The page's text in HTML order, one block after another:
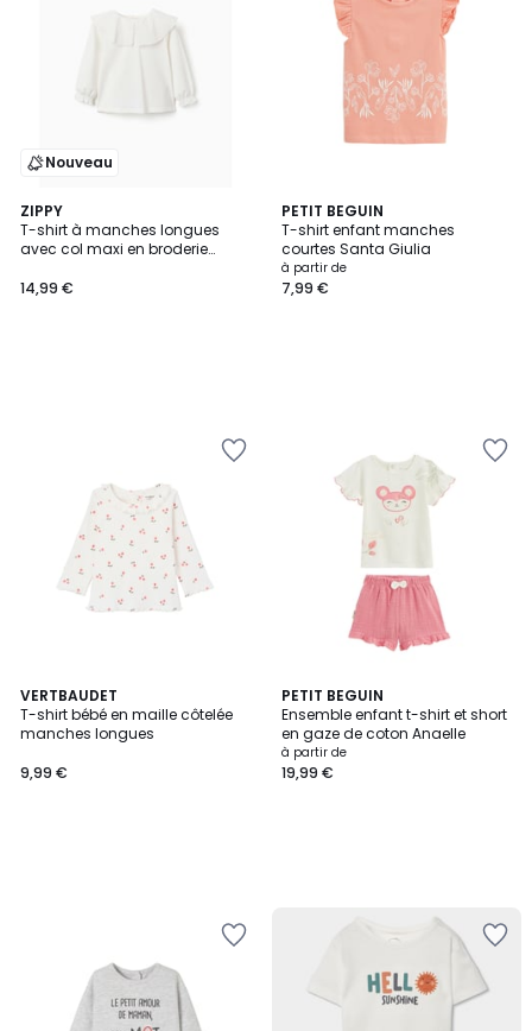
Nouveau
ZIPPY
T-shirt à manches longues
avec col maxi en broderie
14,99 €
PETIT BEGUIN
T-shirt enfant manches
courtes Santa Giulia
à partir de
7,99 €
VERTBAUDET
T-shirt bébé en maille côtelée
manches longues
9,99 €
PETIT BEGUIN
Ensemble enfant t-shirt et short
en gaze de coton Anaelle
à partir de
19,99 €